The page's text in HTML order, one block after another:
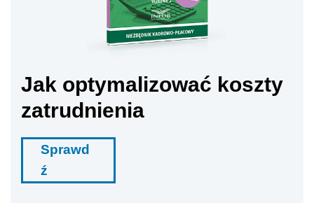
Jak optymalizować koszty
zatrudnienia
Sprawd
ź